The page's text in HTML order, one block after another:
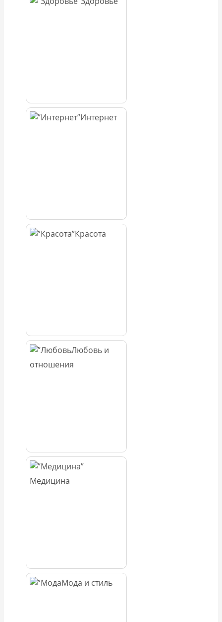
Интернет
Красота
Любовь и
отношения
Медицина
Мода и стиль